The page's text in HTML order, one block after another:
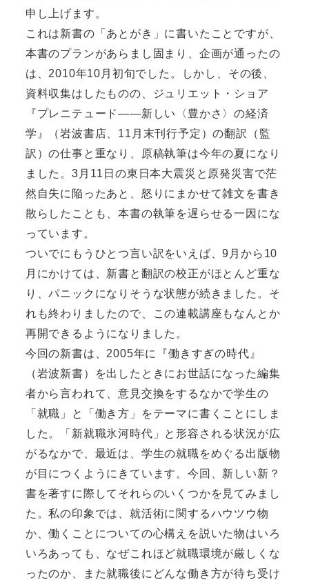
申し上げます。
これは新書の「あとがき」に書いたことですが、
本書のプランがあらまし固まり、企画が通ったの
は、2010年10月初旬でした。しかし、その後、
資料収集はしたものの、ジュリエット・ショア
『プレニテュード――新しい〈豊かさ〉の経済
学』（岩波書店、11月末刊行予定）の翻訳（監
訳）の仕事と重なり、原稿執筆は今年の夏になり
ました。3月11日の東日本大震災と原発災害で茫
然自失に陥ったあと、怒りにまかせて雑文を書き
散らしたことも、本書の執筆を遅らせる一因にな
っています。
ついでにもうひとつ言い訳をいえば、9月から10
月にかけては、新書と翻訳の校正がほとんど重な
り、パニックになりそうな状態が続きました。そ
れも終わりましたので、この連載講座もなんとか
再開できるようになりました。
今回の新書は、2005年に『働きすぎの時代』
（岩波新書）を出したときにお世話になった編集
者から言われて、意見交換をするなかで学生の
「就職」と「働き方」をテーマに書くことにしま
した。
「新就職氷河時代」と形容される状況が広
がるなかで、最近は、学生の就職をめぐる出版物
が目につくようにきています。今回、新しい新？
書を著すに際してそれらのいくつかを見てみまし
た。私の印象では、就活術に関するハウツウ物
か、働くことについての心構えを説いた物はいろ
いろあっても、なぜこれほど就職環境が厳しくな
ったのか、また就職後にどんな働き方が待ち受け